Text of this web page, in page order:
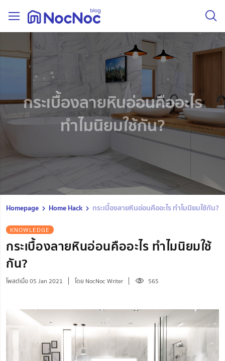
กระเบื้องลายหินอ่อนคืออะไร
ทำไมนิยมใช้กัน?
Homepage Home Hack กระเบื้องลายหินอ่อนคืออะไร ทำไมนิยมใช้กัน?
KNOWLEDGE
กระเบื้องลายหินอ่อนคืออะไร ทำไมนิยมใช้
กัน?
โพสต์เมื่อ 05 Jan 2021 โดย NocNoc Writer 565